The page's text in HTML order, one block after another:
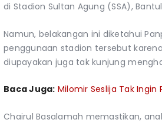
di Stadion Sultan Agung (SSA),
Namun, belakangan ini diketahui
penggunaan stadion tersebut
diupayakan juga tak kunjung
Baca Juga: Milomir Seslija Tak Ingin
Chairul Basalamah memastikan,